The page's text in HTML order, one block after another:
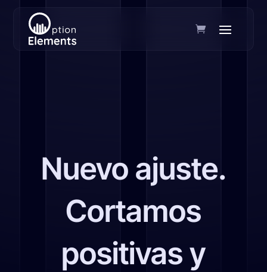
Nuevo ajuste.
Cortamos
positivas y